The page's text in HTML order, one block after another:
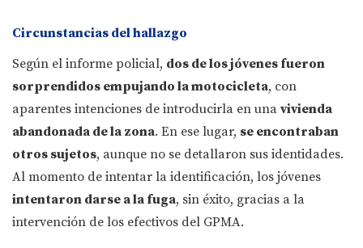
Circunstancias del hallazgo
Según el informe policial, dos de los jóvenes fueron
sorprendidos empujando la motocicleta, con
aparentes intenciones de introducirla en una vivienda
abandonada de la zona. En ese lugar, se encontraban
otros sujetos, aunque no se detallaron sus identidades.
Al momento de intentar la identificación, los jóvenes
intentaron darse a la fuga, sin éxito, gracias a la
intervención de los efectivos del GPMA.